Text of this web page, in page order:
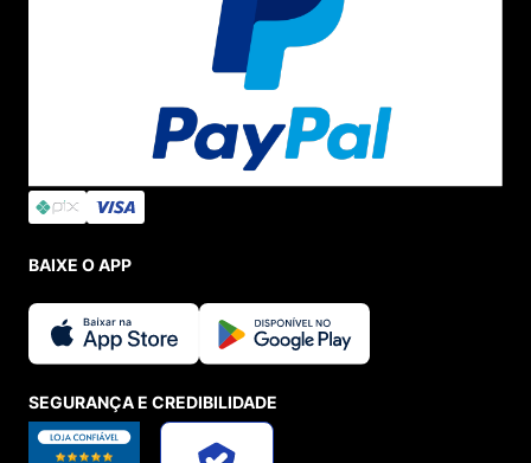
BAIXE O APP
SEGURANÇA E CREDIBILIDADE